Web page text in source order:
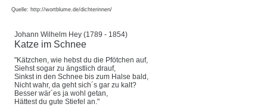
Quelle: http://wortblume.de/dichterinnen/
Johann Wilhelm Hey (1789 - 1854)
Katze im Schnee
"Kätzchen, wie hebst du die Pfötchen auf,
Siehst sogar zu ängstlich drauf,
Sinkst in den Schnee bis zum Halse bald,
Nicht wahr, da geht sich´s gar zu kalt?
Besser wär´es ja wohl getan,
Hättest du gute Stiefel an."